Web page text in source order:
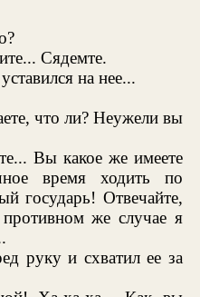
Сядемте.
на нее...
что ли? Неужели вы
Вы какое же имеете
время ходить по
государь! Отвечайте,
же случае я
руку и схватил ее за